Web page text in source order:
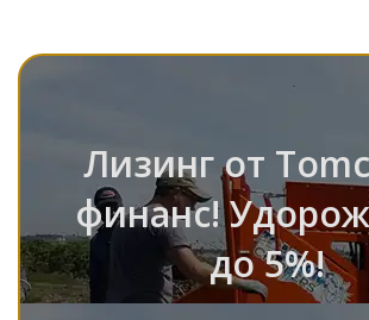
Лизинг от
финанс!
до 5%!